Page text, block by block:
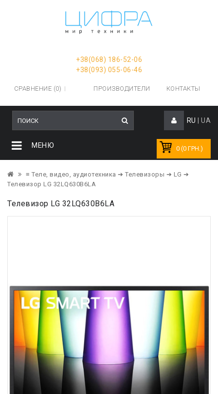
+38(068) 186-52-06
+38(093) 055-06-46
СРАВНЕНИЕ (0) ПРОИЗВОДИТЕЛИ КОНТАКТЫ
RU UA
0 (0 ГРН.)
МЕНЮ
≡ Теле, видео, аудиотехника ➔ Телевизоры ➔ LG ➔
Телевизор LG 32LQ630B6LA
Телевизор LG 32LQ630B6LA